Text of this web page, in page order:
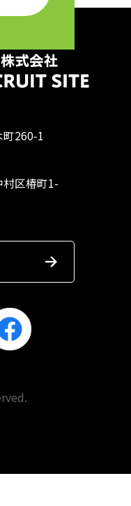
260-1
区椿町1-